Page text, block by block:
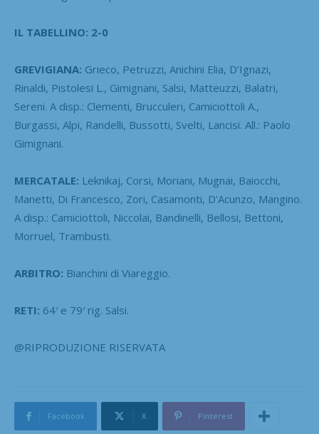
IL TABELLINO: 2-0
GREVIGIANA: Grieco, Petruzzi, Anichini Elia, D’Ignazi,
Rinaldi, Pistolesi L., Gimignani, Salsi, Matteuzzi, Balatri,
Sereni. A disp.: Clementi, Brucculeri, Camiciottoli A.,
Burgassi, Alpi, Randelli, Bussotti, Svelti, Lancisi. All.: Paolo
Gimignani.
MERCATALE: Leknikaj, Corsi, Moriani, Mugnai, Baiocchi,
Manetti, Di Francesco, Zori, Casamonti, D’Acunzo, Mangino.
A disp.: Camiciottoli, Niccolai, Bandinelli, Bellosi, Bettoni,
Morruel, Trambusti.
ARBITRO: Bianchini di Viareggio.
RETI: 64′ e 79′ rig. Salsi.
@RIPRODUZIONE RISERVATA
Facebook X Pinterest